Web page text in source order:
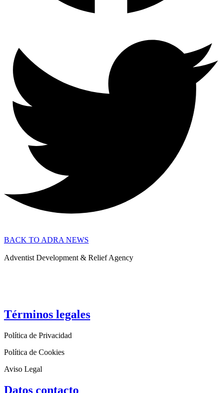
BACK TO ADRA NEWS
Adventist Development & Relief Agency
Términos legales
Política de Privacidad
Política de Cookies
Aviso Legal
Datos contacto